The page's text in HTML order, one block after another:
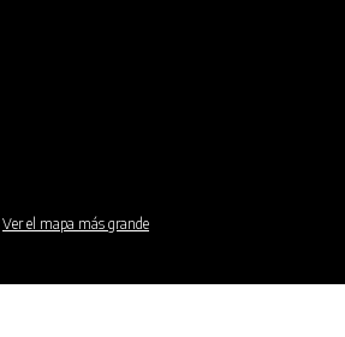
Ver el mapa más grande